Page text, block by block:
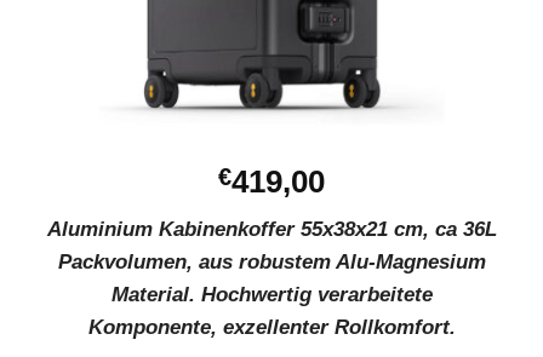
€419,00
Aluminium Kabinenkoffer 55x38x21 cm, ca 36L
Packvolumen, aus robustem Alu-Magnesium
Material. Hochwertig verarbeitete
Komponente, exzellenter Rollkomfort.